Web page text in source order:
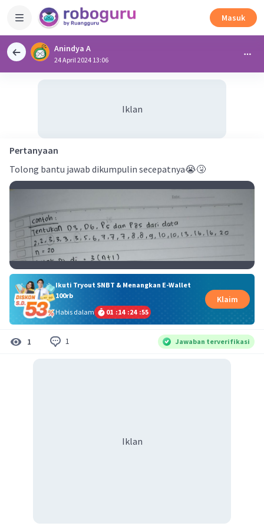
Masuk
Anindya A
24 April 2024 13:06
Iklan
Pertanyaan
Tolong bantu jawab dikumpulin secepatnya😭🤧
Ikuti Tryout SNBT & Menangkan E-Wallet
100rb
Habis dalam
01 :14 :24 :55
Klaim
1 1 Jawaban terverifikasi
Iklan